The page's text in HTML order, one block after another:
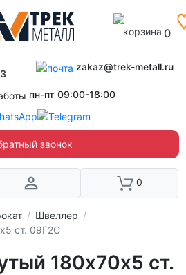
0
zakaz@trek-metall.ru
пн-пт 09:00-18:00
звонок
0
Швеллер
ст. 09Г2С
180х70х5 ст.